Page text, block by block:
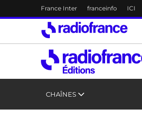
Accès direct :
Menu principal
France Inter franceinfo ICI
CHAÎNES